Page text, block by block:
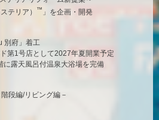
テリア）
™ 」を企画・開発
別府」着工
第1号店として2027年夏開業予定
に露天風呂付温泉大浴場を完備
段編/リビング編－